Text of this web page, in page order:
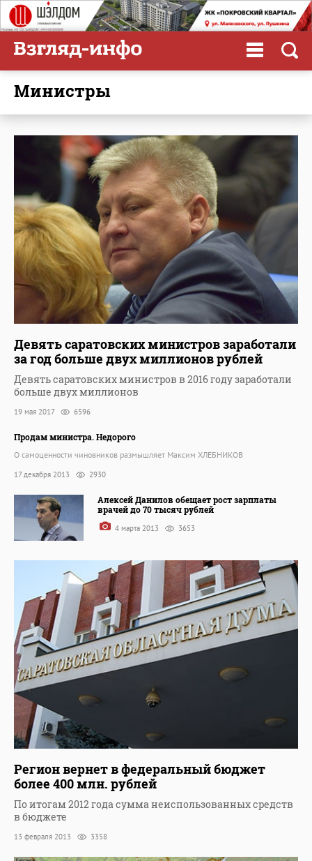
министры
Девять саратовских министров заработали
за год больше двух миллионов рублей
Девять саратовских министров в 2016 году заработали
больше двух миллионов
19 мая 2017 6596
Продам министра. Недорого
О самоценности чиновников размышляет Максим ХЛЕБНИКОВ
17 декабря 2013 2930
Алексей Данилов обещает рост зарплаты
врачей до 70 тысяч рублей
4 марта 2013 3653
Регион вернет в федеральный бюджет
более 400 млн. рублей
По итогам 2012 года сумма неиспользованных средств
в бюджете
13 февраля 2013 3358